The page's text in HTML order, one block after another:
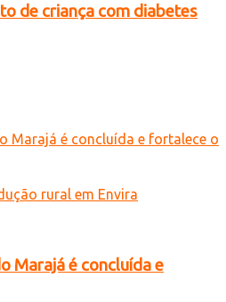
de criança com diabetes
Marajá é concluída e